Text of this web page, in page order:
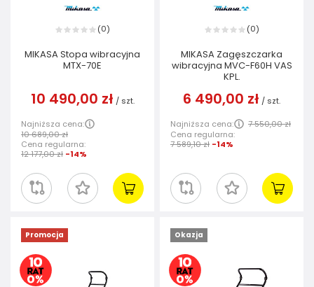
(0)
MIKASA Stopa wibracyjna
MTX-70E
10 490,00 zł / szt.
Najniższa cena:
10 689,00 zł
Cena regularna:
12 177,00 zł -14%
(0)
MIKASA Zagęszczarka
wibracyjna MVC-F60H VAS
KPL.
6 490,00 zł / szt.
Najniższa cena:
7 550,00 zł
Cena regularna:
7 589,10 zł -14%
Promocja Okazja